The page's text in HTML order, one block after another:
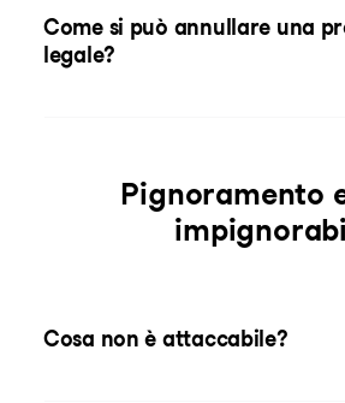
Come si può annullare una
legale?
Pignoramento
Cosa non è attaccabile?